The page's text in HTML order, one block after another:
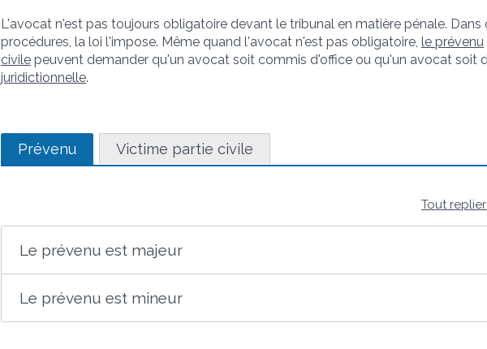
L'avocat n'est pas toujours obligatoire devant le tribunal en matière pénale. Dans
procédures, la loi l'impose. Même quand l'avocat n'est pas obligatoire, le prévenu
civile peuvent demander qu'un avocat soit commis d'office ou qu'un avocat soit
juridictionnelle.
Prévenu Victime partie civile
Tout replier
Le prévenu est majeur
Le prévenu est mineur